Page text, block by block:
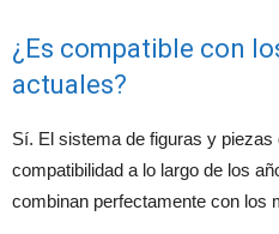
¿Es compatible con
actuales?
Sí. El sistema de figuras y
compatibilidad a lo largo de los
combinan perfectamente con los